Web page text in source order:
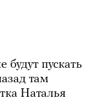
пускать
там
Наталья